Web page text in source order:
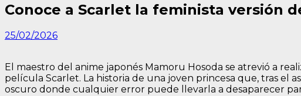
Conoce a Scarlet la feminista versión
25/02/2026
El maestro del anime japonés Mamoru Hosoda se atrevió a
película Scarlet. La historia de una joven princesa que, tras el
oscuro donde cualquier error puede llevarla a desaparecer